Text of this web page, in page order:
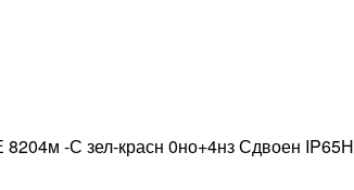
-С зел-красн 0но+4нз Сдвоен IP65Н